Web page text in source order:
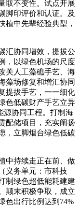
取不变性。试点开展
脚印评价和认证。及
植中先辈经验典型，
协同增效，提拔公
，以绿色机场的尺度
关人工藻礁手艺、海
藻场修复和增汇协同
提拔手艺，一一细化
色低碳财产手艺立异
源协同工程。打制海
配储项目，充实阐扬
，立脚烟台绿色低碳
持续走正在前、做
义务单元：市科技
制绿色超低能耗建建
颠末积极争取，成立
色出行比例达到74%